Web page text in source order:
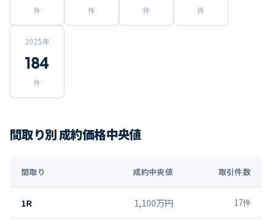
件 件 件 件
2025年
184
件
間取り別 成約価格中央値
間取り 成約中央値 取引件数
1R 1,100万円 17件